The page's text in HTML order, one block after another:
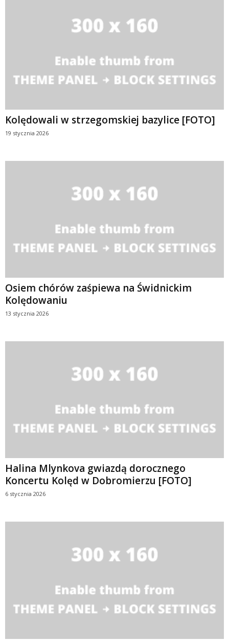
Kolędowali w strzegomskiej bazylice [FOTO]
19 stycznia 2026
Osiem chórów zaśpiewa na Świdnickim
Kolędowaniu
13 stycznia 2026
Halina Mlynkova gwiazdą dorocznego
Koncertu Kolęd w Dobromierzu [FOTO]
6 stycznia 2026